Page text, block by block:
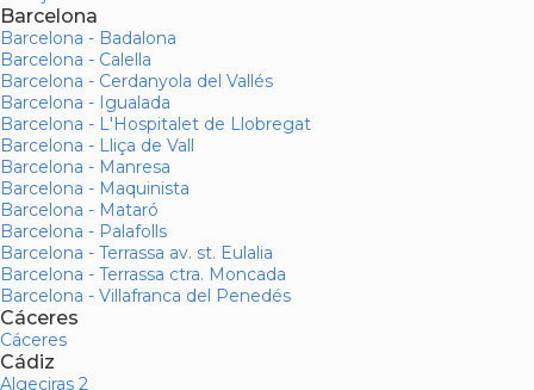
Barcelona
Barcelona - Badalona
Barcelona - Calella
Barcelona - Cerdanyola del Vallés
Barcelona - Igualada
Barcelona - L'Hospitalet de Llobregat
Barcelona - Lliça de Vall
Barcelona - Manresa
Barcelona - Maquinista
Barcelona - Mataró
Barcelona - Palafolls
Barcelona - Terrassa av. st. Eulalia
Barcelona - Terrassa ctra. Moncada
Barcelona - Villafranca del Penedés
Cáceres
Cáceres
Cádiz
Algeciras 2